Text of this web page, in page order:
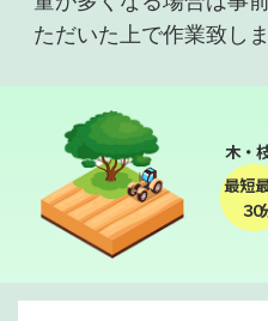
ただいた上で作業致しま
木・
最短
３０分